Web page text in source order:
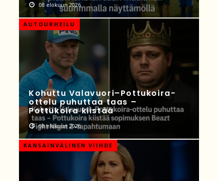
08 elokuun 2026
AUTOURHEILU
Kohuttu Valavuori–Pottukoira-
ottelu puhuttaa taas –
Pottukoira kiistää
08 elokuun 2026
KANSAINVÄLINEN VIIHDE